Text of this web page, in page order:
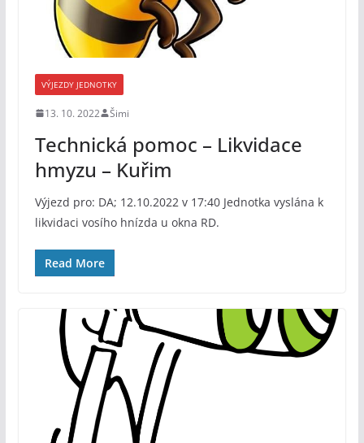
VÝJEZDY JEDNOTKY
13. 10. 2022 Šimi
Technická pomoc – Likvidace
hmyzu – Kuřim
Výjezd pro: DA; 12.10.2022 v 17:40 Jednotka vyslána k
likvidaci vosího hnízda u okna RD.
Read More